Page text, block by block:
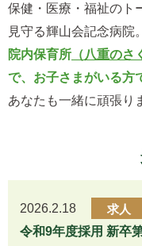
保健・医療・福祉のト
見守る輝山会記念病院。
院内保育所 （八重の
で、お子さまがいる方
あなたも一緒に頑張り
2026.2.18
求人
令和9年度採用 新卒